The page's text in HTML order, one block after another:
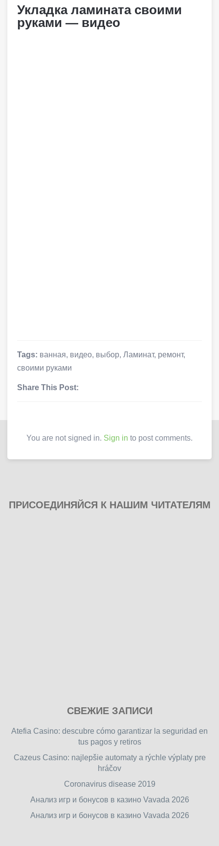
Укладка ламината своими
руками — видео
Tags: ванная, видео, выбор, Ламинат, ремонт,
своими руками
Share This Post:
You are not signed in. Sign in to post comments.
ПРИСОЕДИНЯЙСЯ К НАШИМ ЧИТАТЕЛЯМ
free
games
games.
СВЕЖИЕ ЗАПИСИ
Atefia Casino: descubre cómo garantizar la seguridad en
tus pagos y retiros
Cazeus Casino: najlepšie automaty a rýchle výplaty pre
hráčov
Coronavirus disease 2019
Анализ игр и бонусов в казино Vavada 2026
Анализ игр и бонусов в казино Vavada 2026